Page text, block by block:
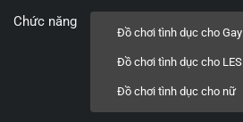
Chức năng
Đồ chơi tình dục cho Gay
Đồ chơi tình dục cho LES
Đồ chơi tình dục cho nữ